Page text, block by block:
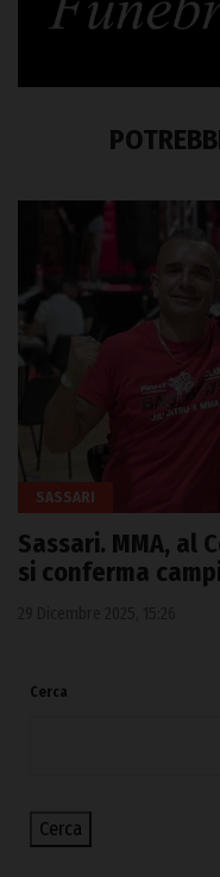
SASSARI
Sassari. MMA, al
si conferma
Cerca
Cerca